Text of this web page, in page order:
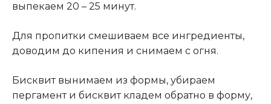
выпекаем 20 – 25 минут.
Для пропитки смешиваем все ингредиенты,
доводим до кипения и снимаем с огня.
Бисквит вынимаем из формы, убираем
пергамент и бисквит кладем обратно в форму,